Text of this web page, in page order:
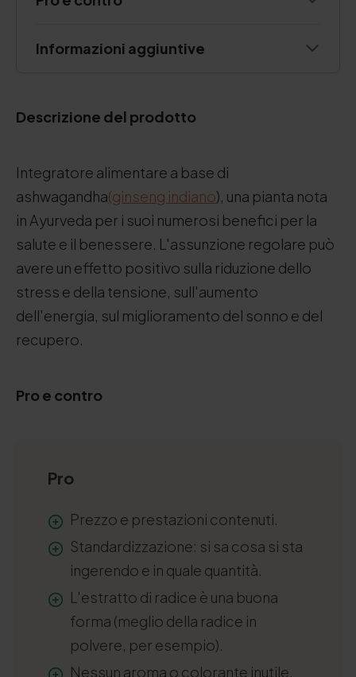
Informazioni aggiuntive
Descrizione del prodotto
Integratore alimentare a base di
ashwagandha(ginseng indiano), una pianta nota
in Ayurveda per i suoi numerosi benefici per la
salute e il benessere. L'assunzione regolare può
avere un effetto positivo sulla riduzione dello
stress e della tensione, sull'aumento
dell'energia, sul miglioramento del sonno e del
recupero.
Pro e contro
Pro
Prezzo e prestazioni contenuti.
Standardizzazione: si sa cosa si sta
ingerendo e in quale quantità.
L'estratto di radice è una buona
forma (meglio della radice in
polvere, per esempio).
Nessun aroma o colorante inutile.